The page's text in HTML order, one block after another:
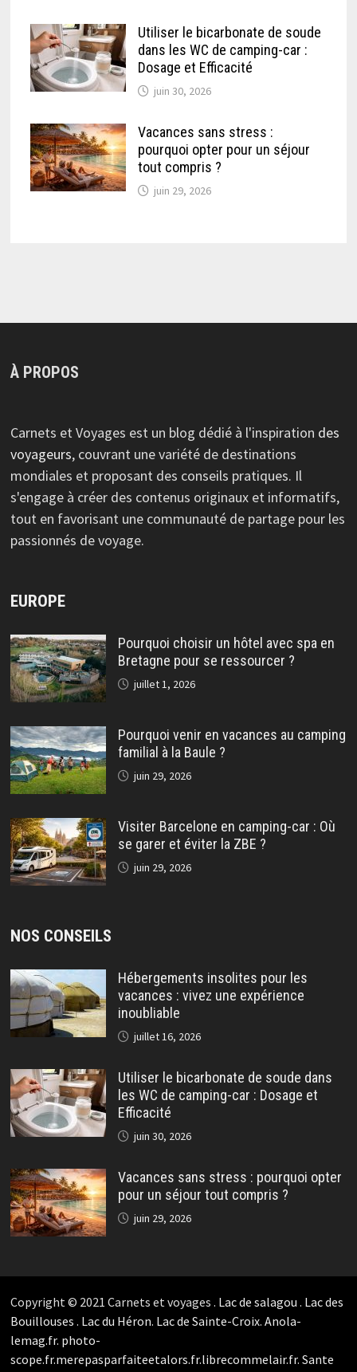
Utiliser le bicarbonate de soude
dans les WC de camping-car :
Dosage et Efficacité
juin 30, 2026
Vacances sans stress :
pourquoi opter pour un séjour
tout compris ?
juin 29, 2026
À PROPOS
Carnets et Voyages est un blog dédié à l'inspiration des
voyageurs, couvrant une variété de destinations
mondiales et proposant des conseils pratiques. Il
s'engage à créer des contenus originaux et informatifs,
tout en favorisant une communauté de partage pour les
passionnés de voyage.
EUROPE
Pourquoi choisir un hôtel avec spa en
Bretagne pour se ressourcer ?
juillet 1, 2026
Pourquoi venir en vacances au camping
familial à la Baule ?
juin 29, 2026
Visiter Barcelone en camping-car : Où
se garer et éviter la ZBE ?
juin 29, 2026
NOS CONSEILS
Hébergements insolites pour les
vacances : vivez une expérience
inoubliable
juillet 16, 2026
Utiliser le bicarbonate de soude dans
les WC de camping-car : Dosage et
Efficacité
juin 30, 2026
Vacances sans stress : pourquoi opter
pour un séjour tout compris ?
juin 29, 2026
Copyright © 2021 Carnets et voyages . Lac de salagou . Lac des
Bouillouses . Lac du Héron. Lac de Sainte-Croix.Anola-
lemag.fr. photo-
scope.fr.merepasparfaiteetalors.fr.librecommelair.fr.Sante